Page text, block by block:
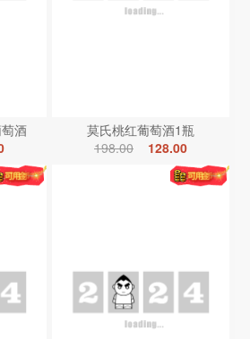
酒
莫氏桃红葡萄酒1瓶
198.00
128.00